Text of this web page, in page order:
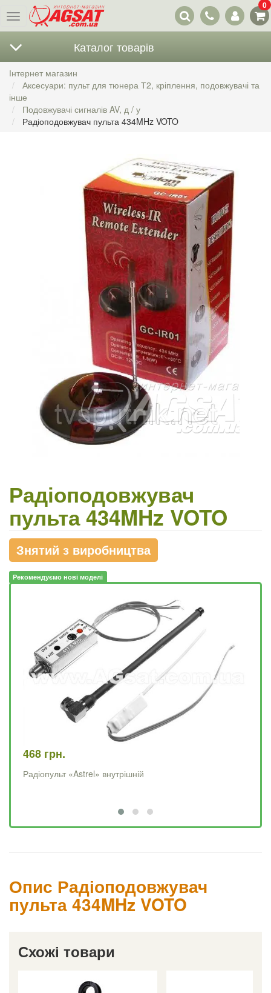
Меню
Наші
контакти
0
Каталог товарів
Інтернет магазин
Аксесуари: пульт для тюнера Т2, кріплення, подовжувачі та
інше
Подовжувачі сигналів AV, д / у
Радіоподовжувач пульта 434MHz VOTO
Радіоподовжувач
пульта 434MHz VOTO
Знятий з виробництва
Рекомендуємо нові моделі
468 грн.
Радіопульт «Astrel» внутрішній
Опис Радіоподовжувач
пульта 434MHz VOTO
Схожі товари